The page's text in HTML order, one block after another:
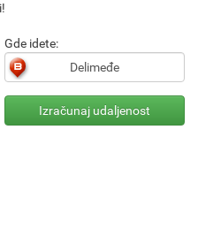
Gde idete: